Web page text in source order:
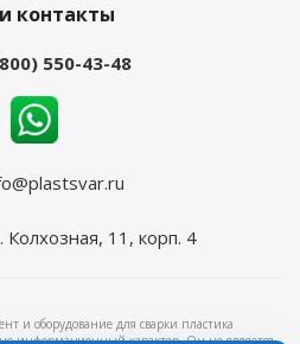
контакты
550-43-48
Колхозная, 11, корп. 4
и оборудование для сварки пластика
информационный характер. Он не является